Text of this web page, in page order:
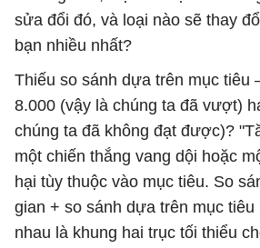
sửa đổi đó, và loại nào sẽ thay
bạn nhiều nhất?
Thiếu so sánh dựa trên mục tiêu
8.000 (vậy là chúng ta đã vượt)
chúng ta đã không đạt được)?
một chiến thắng vang dội hoặc
hại tùy thuộc vào mục tiêu. So
gian + so sánh dựa trên mục tiêu
nhau là khung hai trục tối thiểu